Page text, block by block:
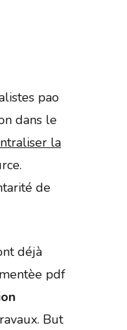
pao
dans le
la
de
déjà
pdf
But